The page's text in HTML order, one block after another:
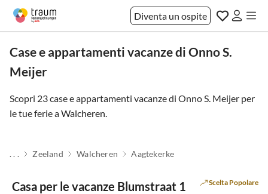
Diventa un ospite
Case e appartamenti vacanze di Onno S.
Meijer
Scopri 23 case e appartamenti vacanze di Onno S. Meijer per
le tue ferie aWalcheren.
. . . Zeeland Walcheren Aagtekerke
Casa per le vacanze Blumstraat 1 Scelta Popolare